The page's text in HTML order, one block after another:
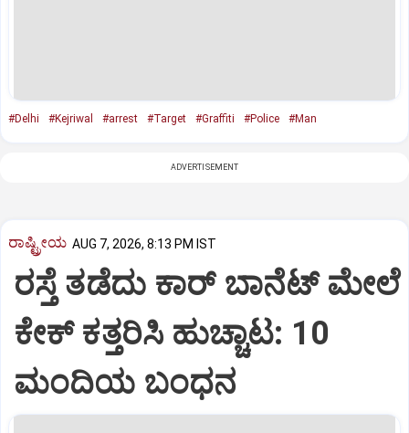
#Delhi #Kejriwal #arrest #Target #Graffiti #Police #Man
ADVERTISEMENT
ರಾಷ್ಟ್ರೀಯ AUG 7, 2026, 8:13 PM IST
ರಸ್ತೆ ತಡೆದು ಕಾರ್ ಬಾನೆಟ್ ಮೇಲೆ
ಕೇಕ್ ಕತ್ತರಿಸಿ ಹುಚ್ಚಾಟ: 10
ಮಂದಿಯ ಬಂಧನ